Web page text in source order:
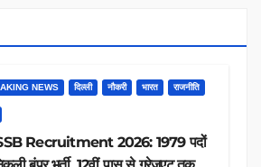
NEWS दिल्ली नौकरी भारत राजनीति
Recruitment 2026: 1979 पदों